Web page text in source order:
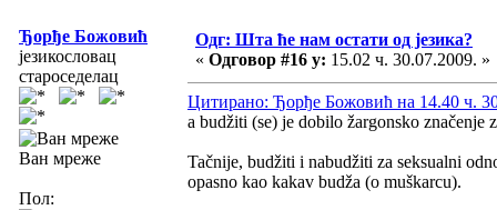
Ђорђе Божовић
језикословац
староседелац
Ван мреже
Пол:
Одг: Шта ће нам остати од језика?
« Одговор #16 у: 15.02 ч. 30.07.2009. »
Цитирано: Ђорђе Божовић на 14.40 ч.
a budžiti (se) je dobilo žargonsko značenje
Tačnije, budžiti i nabudžiti za seksualni
opasno kao kakav budža (o muškarcu).